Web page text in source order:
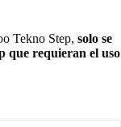
Tekno Step, solo se
que requieran el uso